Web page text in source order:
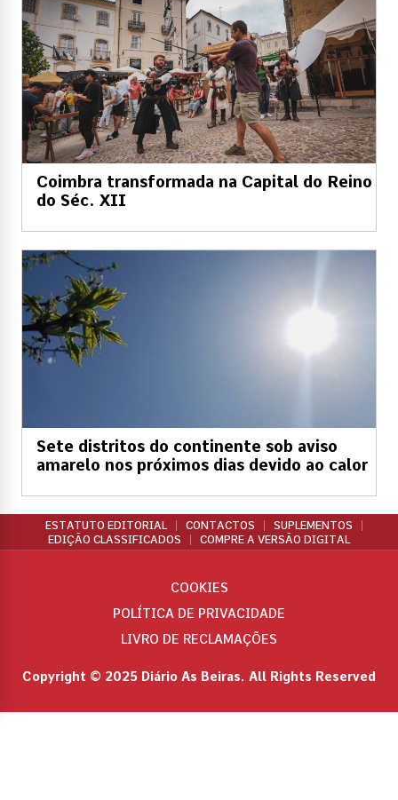
Coimbra transformada na Capital do Reino
do Séc. XII
Sete distritos do continente sob aviso
amarelo nos próximos dias devido ao calor
ESTATUTO EDITORIAL CONTACTOS
SUPLEMENTOS
EDIÇÃO CLASSIFICADOS
COMPRE A VERSÃO DIGITAL
Copyright © 2025 Diário As Beiras. All Rights Reserved
COOKIES
POLÍTICA DE PRIVACIDADE
LIVRO DE RECLAMAÇÕES